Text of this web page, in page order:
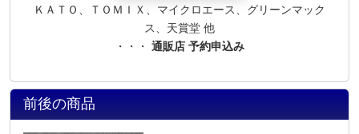
ＫＡＴＯ、ＴＯＭＩＸ、マイクロエース、グリーンマック
ス、天賞堂 他
・・・ 通販店 予約申込み
前後の商品